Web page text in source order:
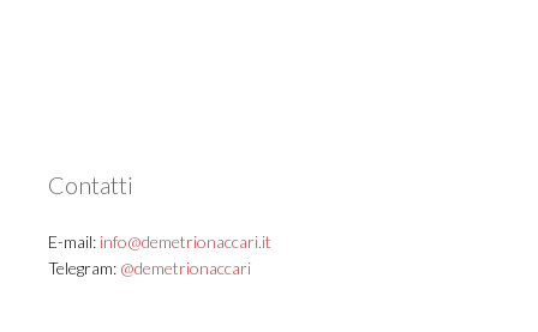
Contatti
E-mail: info@demetrionaccari.it
Telegram: @demetrionaccari